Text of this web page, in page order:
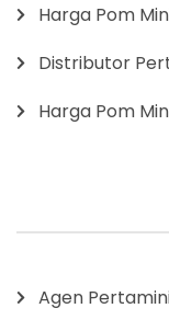
Harga Pom
Distributor
Harga Pom
Agen